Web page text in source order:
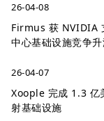
26-04-08
Firmus 获 NVIDIA
中心基础设施竞争升
26-04-07
Xoople 完成 1.3 亿
射基础设施